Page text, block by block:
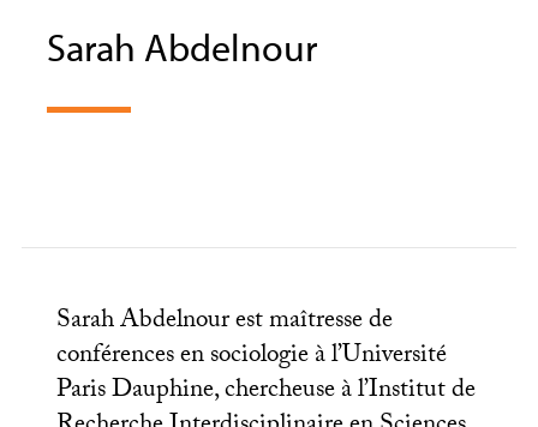
Sarah Abdelnour
Sarah Abdelnour est maîtresse de
conférences en sociologie à l’Université
Paris Dauphine, chercheuse à l’Institut de